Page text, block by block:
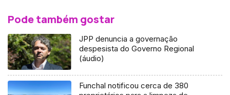
Pode também gostar
JPP denuncia a governação
despesista do Governo Regional
(áudio)
Funchal notificou cerca de 380